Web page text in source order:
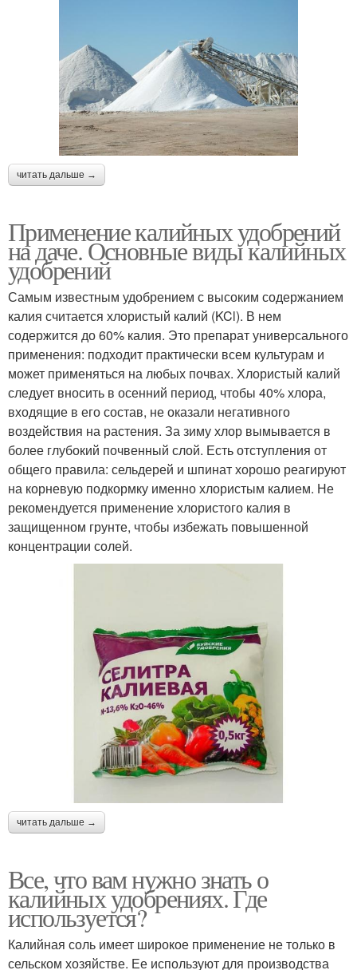
читать дальше →
Применение калийных удобрений
на даче. Основные виды калийных
удобрений
Самым известным удобрением с высоким содержанием
калия считается хлористый калий (KCl). В нем
содержится до 60% калия. Это препарат универсального
применения: подходит практически всем культурам и
может применяться на любых почвах. Хлористый калий
следует вносить в осенний период, чтобы 40% хлора,
входящие в его состав, не оказали негативного
воздействия на растения. За зиму хлор вымывается в
более глубокий почвенный слой. Есть отступления от
общего правила: сельдерей и шпинат хорошо реагируют
на корневую подкормку именно хлористым калием. Не
рекомендуется применение хлористого калия в
защищенном грунте, чтобы избежать повышенной
концентрации солей.
читать дальше →
Все, что вам нужно знать о
калийных удобрениях. Где
используется?
Калийная соль имеет широкое применение не только в
сельском хозяйстве. Ее используют для производства